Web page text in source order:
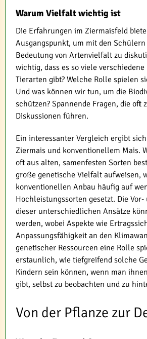
Warum Vielfalt wichtig ist
Die Erfahrungen im Ziermaisfeld
Ausgangspunkt, um mit den
Bedeutung von Artenvielfalt zu
wichtig, dass es so viele
Tierarten gibt? Welche Rolle spielen
Und was können wir tun, um die
schützen? Spannende Fragen, die oft
Diskussionen führen.
Ein interessanter Vergleich ergibt
Ziermais und konventionellem Mais.
oft aus alten, samenfesten Sorten
große genetische Vielfalt aufweisen,
konventionellen Anbau häufig auf
Hochleistungssorten gesetzt. Die
dieser unterschiedlichen Ansätze
werden, wobei Aspekte wie
Anpassungsfähigkeit an den
genetischer Ressourcen eine Rolle
erstaunlich, wie tiefgreifend solche
Kindern sein können, wenn man
gibt, selbst zu beobachten und zu
Von der Pflanze zur